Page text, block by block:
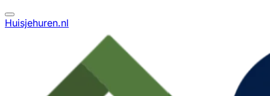
Huisjehuren.nl